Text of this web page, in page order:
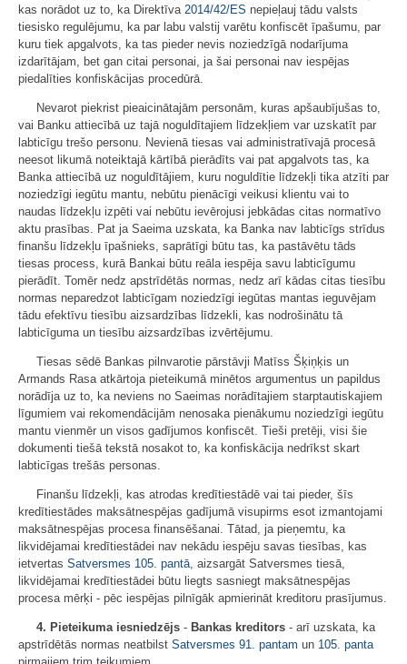
kas norādot uz to, ka Direktīva 2014/42/ES nepieļauj tādu valsts
tiesisko regulējumu, ka par labu valstij varētu konfiscēt īpašumu, par
kuru tiek apgalvots, ka tas pieder nevis noziedzīgā nodarījuma
izdarītājam, bet gan citai personai, ja šai personai nav iespējas
piedalīties konfiskācijas procedūrā.
Nevarot piekrist pieaicinātajām personām, kuras apšaubījušas to,
vai Banku attiecībā uz tajā noguldītajiem līdzekļiem var uzskatīt par
labticīgu trešo personu. Nevienā tiesas vai administratīvajā procesā
neesot likumā noteiktajā kārtībā pierādīts vai pat apgalvots tas, ka
Banka attiecībā uz noguldītājiem, kuru noguldītie līdzekļi tika atzīti par
noziedzīgi iegūtu mantu, nebūtu pienācīgi veikusi klientu vai to
naudas līdzekļu izpēti vai nebūtu ievērojusi jebkādas citas normatīvo
aktu prasības. Pat ja Saeima uzskata, ka Banka nav labticīgs strīdus
finanšu līdzekļu īpašnieks, saprātīgi būtu tas, ka pastāvētu tāds
tiesas process, kurā Bankai būtu reāla iespēja savu labticīgumu
pierādīt. Tomēr nedz apstrīdētās normas, nedz arī kādas citas tiesību
normas neparedzot labticīgam noziedzīgi iegūtas mantas ieguvējam
tādu efektīvu tiesību aizsardzības līdzekli, kas nodrošinātu tā
labticīguma un tiesību aizsardzības izvērtējumu.
Tiesas sēdē Bankas pilnvarotie pārstāvji Matīss Šķiņķis un
Armands Rasa atkārtoja pieteikumā minētos argumentus un papildus
norādīja uz to, ka neviens no Saeimas norādītajiem starptautiskajiem
līgumiem vai rekomendācijām nenosaka pienākumu noziedzīgi iegūtu
mantu vienmēr un visos gadījumos konfiscēt. Tieši pretēji, visi šie
dokumenti tiešā tekstā nosakot to, ka konfiskācija nedrīkst skart
labticīgas trešās personas.
Finanšu līdzekļi, kas atrodas kredītiestādē vai tai pieder, šīs
kredītiestādes maksātnespējas gadījumā visupirms esot izmantojami
maksātnespējas procesa finansēšanai. Tātad, ja pieņemtu, ka
likvidējamai kredītiestādei nav nekādu iespēju savas tiesības, kas
ietvertas Satversmes 105. pantā , aizsargāt Satversmes tiesā,
likvidējamai kredītiestādei būtu liegts sasniegt maksātnespējas
procesa mērķi - pēc iespējas pilnīgāk apmierināt kreditoru prasījumus.
4. Pieteikuma iesniedzējs - Bankas kreditors - arī uzskata, ka
apstrīdētās normas neatbilst Satversmes 91. pantam un 105. panta